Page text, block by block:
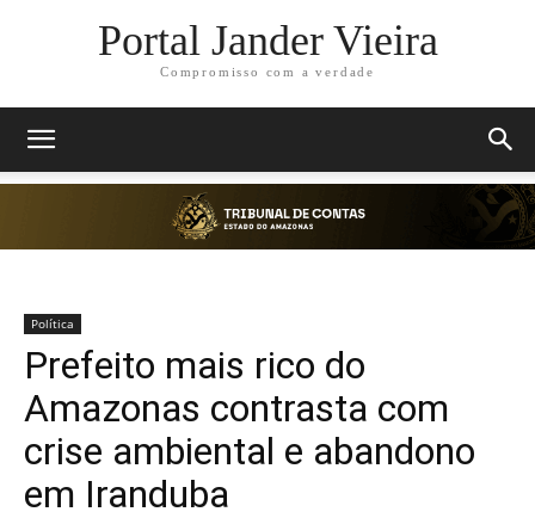
Portal Jander Vieira
Compromisso com a verdade
Política
Prefeito mais rico do
Amazonas contrasta com
crise ambiental e abandono
em Iranduba